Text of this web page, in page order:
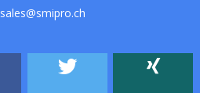
sales@smipro.ch